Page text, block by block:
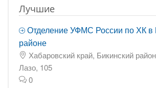
Лучшие
Отделение УФМС России по ХК в
районе
Хабаровский край, Бикинский
Лазо, 105
0